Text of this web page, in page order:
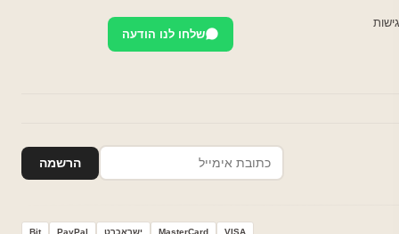
שלחו לנו הודעה
הרשמה
VISA
MasterCard ישראכרט PayPal
Bit